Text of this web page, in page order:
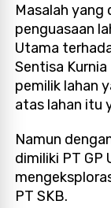
Masalah yang
penguasaan
Utama
Sentisa
pemilik lahan
atas lahan itu
Namun
dimiliki PT GP
PT SKB.